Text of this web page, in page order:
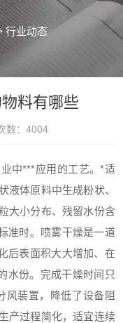
行业动态
料有哪些
数：4004
中***应用的工艺。*适
液体原料中生成粉状、
大小分布、残留水份含
准时。喷雾干燥是一道
后表面积大大增加、在
水份。完成干燥时间只
装置，降低了设备阻
产过程简化，适宜连续